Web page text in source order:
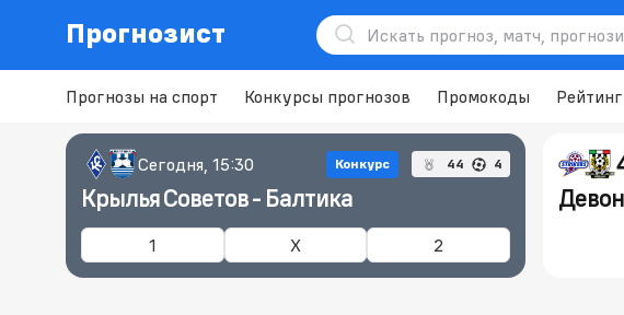
Прогнозист
Прогнозы на спорт Конкурсы прогнозов Промокоды
Сегодня, 15:30 Конкурс 44 4
Крылья Советов - Балтика
1 X 2